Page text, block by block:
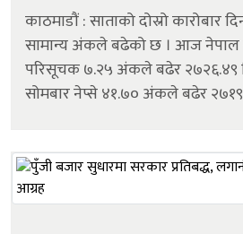
काठमाडौं : साताको दोस्रो कारोबार
सामान्य अंकले बढेको छ । आज नेपाल
परिसूचक ७.२५ अंकले बढेर २७२६.४९
सोमबार नेप्से ४१.७० अंकले बढेर